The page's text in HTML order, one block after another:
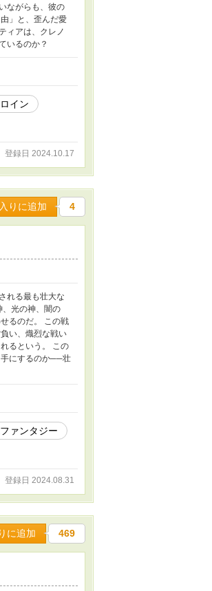
ながらも、彼の
」と、歪んだ愛
ィアは、クレノ
いるのか？
イン
登録日 2024.10.17
りに追加 4
れる最も壮大な
、光の神、闇の
るのだ。 この戦
い、熾烈な戦い
るという。 この
手にするのか──壮
ァンタジー
登録日 2024.08.31
に追加 469